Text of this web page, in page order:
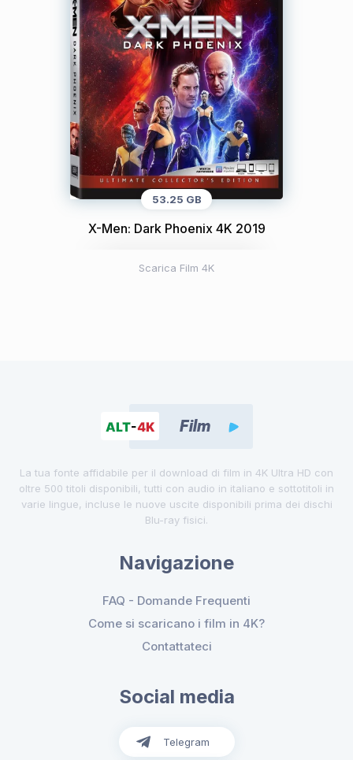
53.25 GB
X-Men: Dark Phoenix 4K 2019
Scarica Film 4K
La tua fonte affidabile per il download di film in 4K Ultra HD con
oltre 500 titoli disponibili, tutti con audio in italiano e sottotitoli in
varie lingue, incluse le nuove uscite disponibili prima dei dischi
Blu-ray fisici.
Navigazione
FAQ - Domande Frequenti
Come si scaricano i film in 4K?
Contattateci
Social media
Telegram